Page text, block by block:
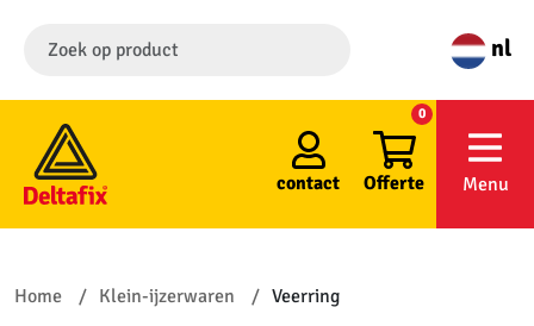
nl
contact Offerte
0
Menu
Home Klein-ijzerwaren Veerring